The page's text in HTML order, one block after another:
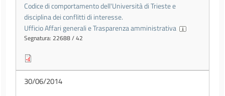
Codice di comportamento dell'Università di Trieste e
disciplina dei conflitti di interesse.
Ufficio Affari generali e Trasparenza amministrativa
Segnatura: 22688 / 42
30/06/2014